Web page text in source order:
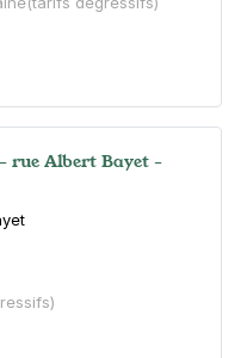
rue Albert Bayet -